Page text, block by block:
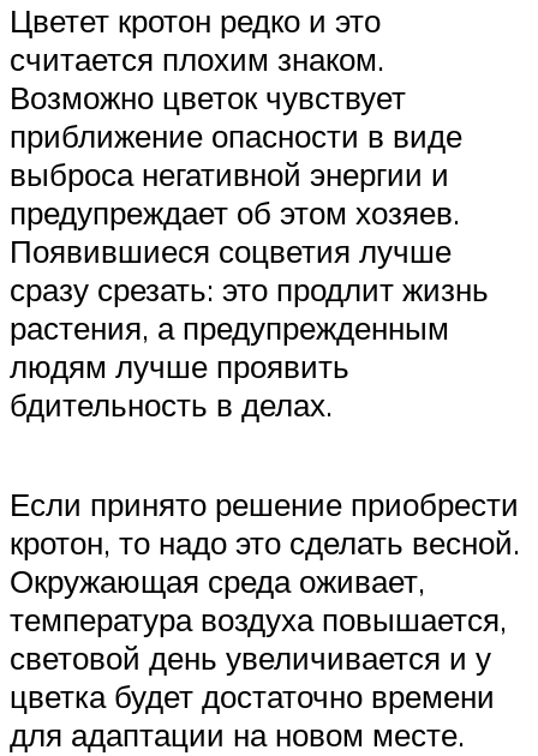
Цветет кротон редко и это
считается плохим знаком.
Возможно цветок чувствует
приближение опасности в виде
выброса негативной энергии и
предупреждает об этом хозяев.
Появившиеся соцветия лучше
сразу срезать: это продлит жизнь
растения, а предупрежденным
людям лучше проявить
бдительность в делах.
Если принято решение приобрести
кротон, то надо это сделать весной.
Окружающая среда оживает,
температура воздуха повышается,
световой день увеличивается и у
цветка будет достаточно времени
для адаптации на новом месте.